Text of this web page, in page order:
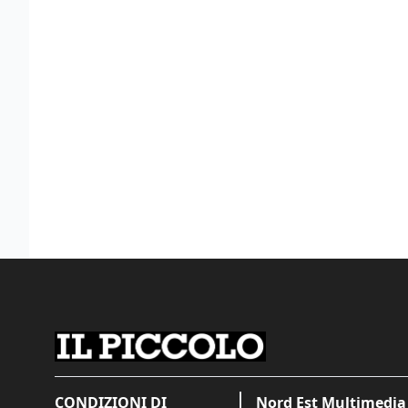
CONDIZIONI DI Nord Est Multimedia